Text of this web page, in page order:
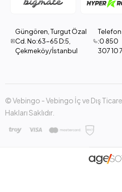
Güngören, Turgut Özal
Cd. No:63-65 D:5,
Çekmeköy/İstanbul
Telefon
:0 850
307 10
© Vebingo - Vebingo İç ve Dış
Hakları Saklıdır.